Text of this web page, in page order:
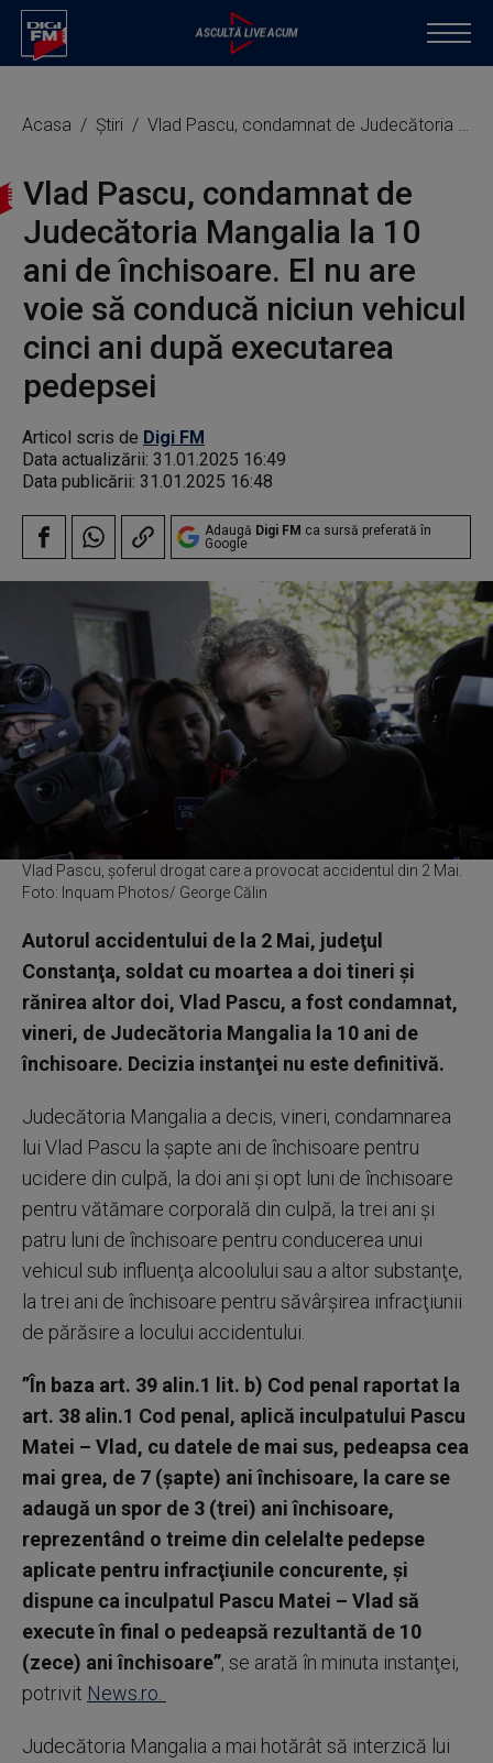
Acasa Știri Vlad Pascu, condamnat de Judecătoria Mangalia la 10 ani de închisoare. El nu are voie să conducă niciun vehicul cinci ani după executarea pedepsei
Vlad Pascu, condamnat de
Judecătoria Mangalia la 10
ani de închisoare. El nu are
voie să conducă niciun vehicul
cinci ani după executarea
pedepsei
Articol scris de Digi FM
Data actualizării: 31.01.2025 16:49
Data publicării: 31.01.2025 16:48
Adaugă Digi FM ca sursă preferată în
Google
Vlad Pascu, șoferul drogat care a provocat accidentul din 2 Mai.
Foto: Inquam Photos/ George Călin
Autorul accidentului de la 2 Mai, judeţul
Constanţa, soldat cu moartea a doi tineri şi
rănirea altor doi, Vlad Pascu, a fost condamnat,
vineri, de Judecătoria Mangalia la 10 ani de
închisoare. Decizia instanţei nu este definitivă.
Judecătoria Mangalia a decis, vineri, condamnarea
lui Vlad Pascu la şapte ani de închisoare pentru
ucidere din culpă, la doi ani şi opt luni de închisoare
pentru vătămare corporală din culpă, la trei ani şi
patru luni de închisoare pentru conducerea unui
vehicul sub influenţa alcoolului sau a altor substanţe,
la trei ani de închisoare pentru săvârşirea infracţiunii
de părăsire a locului accidentului.
”În baza art. 39 alin.1 lit. b) Cod penal raportat la
art. 38 alin.1 Cod penal, aplică inculpatului Pascu
Matei – Vlad, cu datele de mai sus, pedeapsa cea
mai grea, de 7 (şapte) ani închisoare, la care se
adaugă un spor de 3 (trei) ani închisoare,
reprezentând o treime din celelalte pedepse
aplicate pentru infracţiunile concurente, şi
dispune ca inculpatul Pascu Matei – Vlad să
execute în final o pedeapsă rezultantă de 10
(zece) ani închisoare”, se arată în minuta instanţei,
potrivit News.ro.
Judecătoria Mangalia a mai hotărât să interzică lui